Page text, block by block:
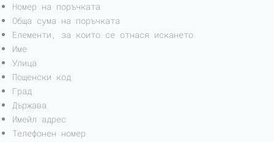
Номер на поръчката
Обща сума на поръчката
Елементи, за които се отнася искането
Име
Улица
Пощенски код
Град
Държава
Имейл адрес
Телефонен номер